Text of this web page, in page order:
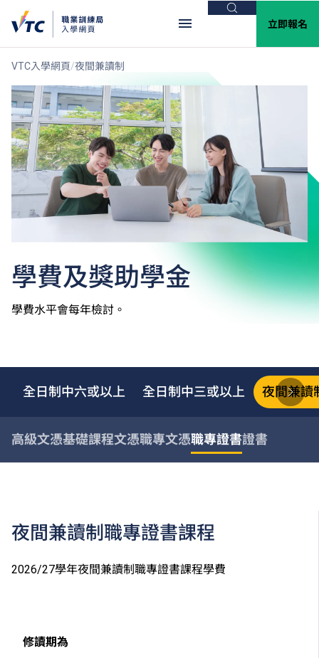
搜尋
立即報名
VTC入學網頁 夜間兼讀制
學費及獎助學金
學費水平會每年檢討。
全日制中六或以上 全日制中三或以上 夜間兼讀
高級文憑基礎課程文憑職專文憑職專證書證書
夜間兼讀制職專證書課程
2026/27學年夜間兼讀制職專證書課程學費
修讀期為